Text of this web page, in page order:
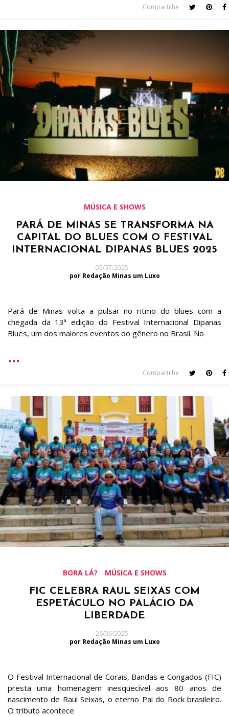
Compartilhe
MÚSICA E SHOWS
PARÁ DE MINAS SE TRANSFORMA NA
CAPITAL DO BLUES COM O FESTIVAL
INTERNACIONAL DIPANAS BLUES 2025
05/07/2025
por Redação Minas um Luxo
Pará de Minas volta a pulsar no ritmo do blues com a
chegada da 13ª edição do Festival Internacional Dipanas
Blues, um dos maiores eventos do gênero no Brasil. No
Compartilhe
BORA LÁ? MÚSICA E SHOWS
FIC CELEBRA RAUL SEIXAS COM
ESPETÁCULO NO PALÁCIO DA
LIBERDADE
26/06/2025
por Redação Minas um Luxo
O Festival Internacional de Corais, Bandas e Congados (FIC)
presta uma homenagem inesquecível aos 80 anos de
nascimento de Raul Seixas, o eterno Pai do Rock brasileiro.
O tributo acontece